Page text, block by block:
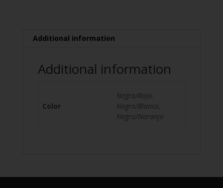
Additional information
Additional information
Color
Negro/Rojo,
Negro/Blanco,
Negro/Naranjo